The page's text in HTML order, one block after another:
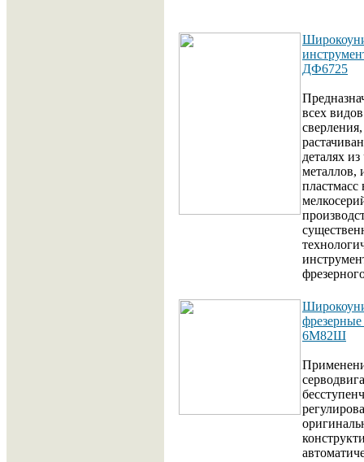
ДФ6725
всех
деталях
металлов,
6М82Ш